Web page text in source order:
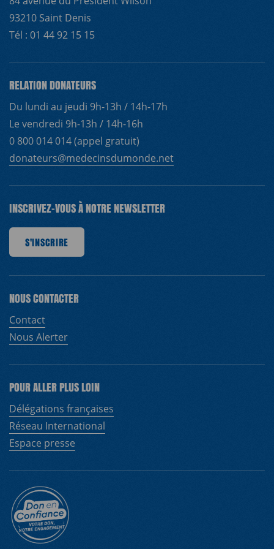
93210 Saint Denis
Tél : 01 44 92 15 15
RELATION DONATEURS
Du lundi au jeudi 9h-13h / 14h-17h
Le vendredi 9h-13h / 14h-16h
0 800 014 014 (appel gratuit)
donateurs@medecinsdumonde.net
INSCRIVEZ-VOUS À NOTRE NEWSLETTER
S'INSCRIRE S'INSCRIRE
S'INSCRIRE
NOUS CONTACTER
Contact
Nous Alerter
POUR ALLER PLUS LOIN
Délégations françaises
Réseau International
Espace presse